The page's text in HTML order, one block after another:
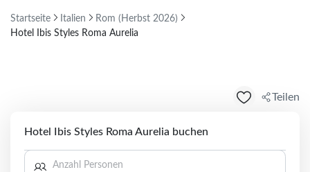
Startseite Italien
Rom (Herbst 2026)
Hotel Ibis Styles Roma Aurelia
Teilen
Hotel Ibis Styles Roma Aurelia buchen
Anzahl Personen